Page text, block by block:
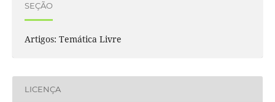
SEÇÃO
Artigos: Temática Livre
LICENÇA